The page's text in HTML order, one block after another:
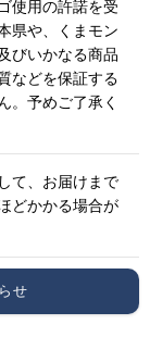
使用の許諾を受
県や、くまモン
びいかなる商品
などを保証する
。予めご了承く
て、お届けまで
どかかる場合が
せ